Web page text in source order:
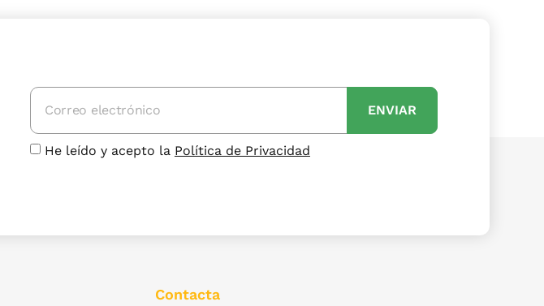
He leído y acepto la Política de Privacidad
ENVIAR
Contacta